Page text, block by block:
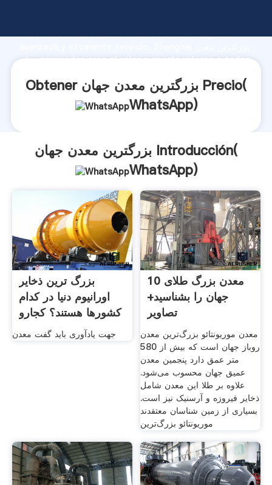
capacidad de producción, fuerza de investigación
جهان proveedor crea el valor y aporta valores a todos
Obtener بزرگترین معدن جهان Precio(
WhatsApp)
بزرگترین معدن جهان Introducción(
WhatsApp)
بزرگ ترین ذخایر
اورانیوم دنیا در کدام
کشورها هستند؟ کجارو
جهت یادآوری باید گفت معدن
10 معدن بزرگ طلای
جهان را بشناسید+
تصاویر
معدن موریونتائو بزرگ‌ترین معدن
روباز جهان است که بیش از 580
متر عمق دارد پنجمین معدن
عمیق جهان محسوب می‌شود.
علاوه بر طلا این معدن شامل
ذخایر فیروزه و آرسنیک نیز است.
بسیاری از زمین شناسان معتقدند
موریونتائو بزرگ‌ترین